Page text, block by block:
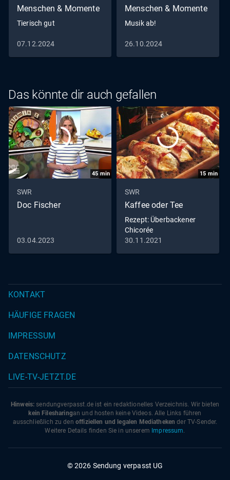
Menschen & Momente
Tierisch gut
07.12.2024
Menschen & Momente
Musik ab!
26.10.2024
Das könnte dir auch gefallen
45 min
SWR
Doc Fischer
03.04.2023
15 min
SWR
Kaffee oder Tee
Rezept: Überbackener
Chicorée
30.11.2021
KONTAKT
HÄUFIGE FRAGEN
IMPRESSUM
DATENSCHUTZ
LIVE-TV-JETZT.DE
Hinweis: sendungverpasst.de ist ein redaktionelles Verzeichnis. Wir bieten
kein Filesharingan und hosten keine Videos. Alle Links führen
ausschließlich zu den offiziellen und legalen Mediatheken der TV-Sender.
Weitere Details finden Sie in unserem Impressum.
© 2026 Sendung verpasst UG